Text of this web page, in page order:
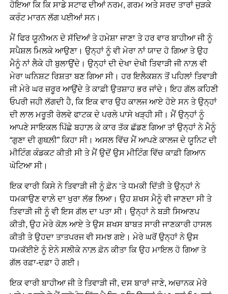
ਹੋਇਆ ਕਿ ਕਿ ਸਾਡੇ ਸਟਾਫ ਦੀਆਂ ਨਰਮ, ਗਰਮ ਅਤੇ ਸਰਦ ਤਾਰਾਂ ਜੁੜਕੇ
ਕਰੰਟ ਮਾਰਨ ਲੱਗ ਪਈਆਂ ਸਨ।
ਮੈਂ ਫਿਰ ਯੂਨੀਅਨ ਦੇ ਸੱਦਿਆਂ ਤੇ ਹਮੇਸ਼ਾ ਜਾਣਾ ਤੇ ਹਰ ਵਾਰ ਬਾਹੀਆ ਜੀ ਨੂੰ
ਸਪੈਸ਼ਲ ਮਿਲਕੇ ਆਉਣਾ। ਉਨ੍ਹਾਂ ਨੂੰ ਵੀ ਮੇਰਾ ਨਾਂ ਯਾਦ ਹੋ ਗਿਆ ਤੇ ਉਹ
ਮੈਨੂੰ ਨਾਂ ਲੈਕੇ ਹੀ ਬੁਲਾਉਂਦੇ। ਉਨ੍ਹਾਂ ਦੀ ਦੇਖਾ ਦੇਖੀ ਤਿਵਾੜੀ ਜੀ ਨਾਲ਼ ਵੀ
ਮੇਰਾ ਘਨਿਸ਼ਟ ਰਿਸ਼ਤਾ ਬਣ ਗਿਆ ਸੀ। ਹਰ ਇਲੈਕਸ਼ਨ ਤੋਂ ਪਹਿਲਾਂ ਤਿਵਾੜੀ
ਜੀ ਮੇਰੇ ਘਰ ਜ਼ਰੂਰ ਆਉਂਦੇ ਤੇ ਕਾਫ਼ੀ ਉਤਸ਼ਾਹ ਭਰ ਜਾਂਦੇ। ਇਹ ਗੱਲ ਕਹਿਣੀ
ਓਪਰੀ ਜਹੀ ਲੱਗਦੀ ਹੈ, ਕਿ ਇਕ ਵਾਰ ਉਹ ਕਾਲਜ ਆਏ ਹੋਏ ਸਨ ਤੇ ਉਨ੍ਹਾਂ
ਦੀ ਲਾਲ ਮਰੂਤੀ ਰੇਲਵੇ ਫਾਟਕ ਦੇ ਪਰਲੇ ਪਾਸੇ ਖੜ੍ਹੀ ਸੀ। ਮੈਂ ਉਨ੍ਹਾਂ ਨੂੰ
ਆਪਣੇ ਸਾਇਕਲ ਪਿੱਛੇ ਬਹਾਲ਼ ਕੇ ਕਾਰ ਤੱਕ ਛੱਡਣ ਗਿਆ ਤਾਂ ਉਨ੍ਹਾਂ ਨੇ ਮੈਨੂੰ
“ਗੁਣਾ ਦੀ ਗੁਥਲ਼ੀ” ਕਿਹਾ ਸੀ। ਅਸਲ ਵਿੱਚ ਮੈਂ ਆਪਣੇ ਕਾਲਜ ਦੇ ਯੂਨਿਟ ਦੀ
ਮੀਟਿੰਗ ਕੰਡਕਟ ਕੀਤੀ ਸੀ ਤੇ ਮੈਂ ਉਦੋਂ ਉਸ ਮੀਟਿੰਗ ਵਿੱਚ ਕਾਫ਼ੀ ਗਿਆਨ
ਘੋਟਿਆ ਸੀ।
ਇਕ ਵਾਰੀ ਕਿਸੇ ਨੇ ਤਿਵਾੜੀ ਜੀ ਨੂੰ ਫ਼ੋਨ ‘ਤੇ ਧਮਕੀ ਦਿੱਤੀ ਤੇ ਉਨ੍ਹਾਂ ਨੇ
ਧਮਕਾਉਣ ਵਾਲ਼ੇ ਦਾ ਖੁਰਾ ਲੱਭ ਲਿਆ। ਉਹ ਸ਼ਖਸ ਮੈਨੂੰ ਵੀ ਜਾਣਦਾ ਸੀ ਤੇ
ਤਿਵਾੜੀ ਜੀ ਨੂੰ ਵੀ ਇਸ ਗੱਲ ਦਾ ਪਤਾ ਸੀ। ਉਨ੍ਹਾਂ ਨੇ ਬੜੀ ਸਿਆਣਪ
ਕੀਤੀ, ਉਹ ਮੇਰੇ ਕੋਲ਼ ਆਏ ਤੇ ਉਸ ਸ਼ਖਸ ਬਾਬਤ ਸਾਰੀ ਜਾਣਕਾਰੀ ਹਾਸਲ
ਕੀਤੀ ਤੇ ਉਹਦਾ ਤਾਤਪਰਜ ਵੀ ਸਮਝ ਗਏ। ਮੇਰੇ ਘਰੋਂ ਉਨ੍ਹਾਂ ਨੇ ਉਸ
ਧਮਕੱਈਏ ਨੂੰ ਏਨੇ ਸਲੀਕੇ ਨਾਲ਼ ਫ਼ੋਨ ਕੀਤਾ ਕਿ ਉਹ ਮਾਇਲ ਹੋ ਗਿਆ ਤੇ
ਗੱਲ ਰਫ਼ਾ-ਦਫ਼ਾ ਹੋ ਗਈ।
ਇਕ ਵਾਰੀ ਬਾਹੀਆ ਜੀ ਤੇ ਤਿਵਾੜੀ ਜੀ, ਦਸ ਬਾਰਾਂ ਜਾਣੇ, ਅਚਾਨਕ ਮੇਰੇ